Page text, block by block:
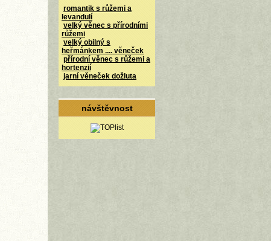
romantik s růžemi a
levandulí
velký věnec s přírodními
růžemi
velký obilný s
heřmánkem .... věneček
přírodní věnec s růžemi a
hortenzií
jarní věneček dožluta
návštěvnost